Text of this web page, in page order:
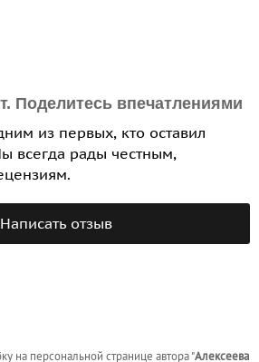
Поделитесь впечатлениями
из первых, кто оставил
всегда рады честным,
Написать отзыв
на персональной странице автора "Алексеева